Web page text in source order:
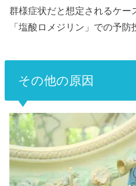
群様症状だと想定されるケー
「塩酸ロメジリン」での予防
その他の原因